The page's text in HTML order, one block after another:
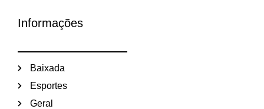
Informações
Baixada
Esportes
Geral